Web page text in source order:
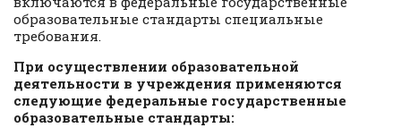
образовательные стандарты специальные
требования.
При осуществлении образовательной
деятельности в учреждения применяются
следующие федеральные государственные
образовательные стандарты: